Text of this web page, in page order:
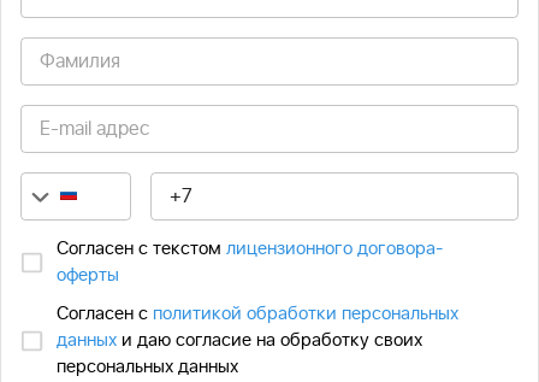
Согласен с текстом лицензионного договора-
оферты
Согласен с политикой обработки персональных
данных и даю согласие на обработку своих
персональных данных